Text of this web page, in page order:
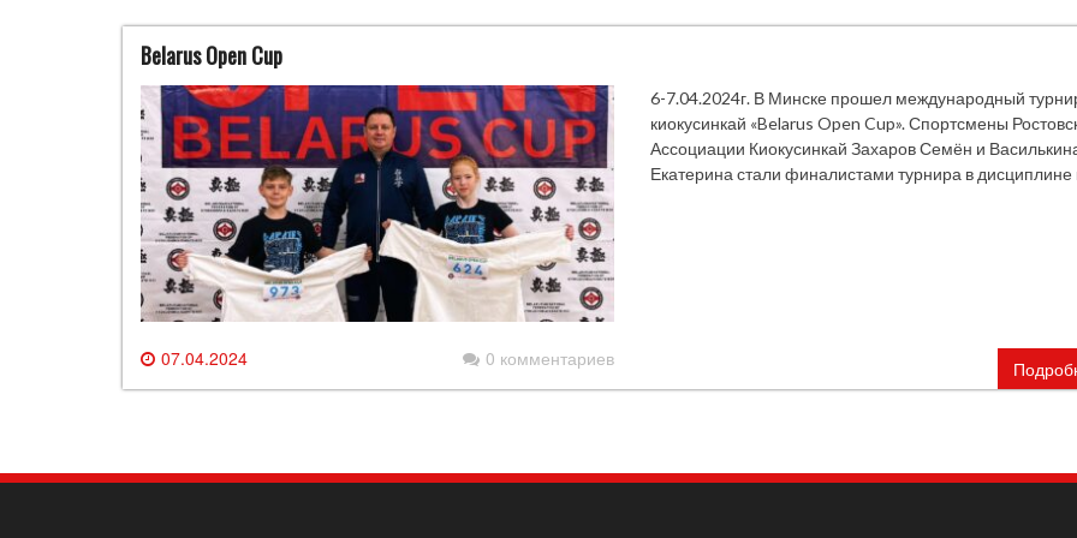
Belarus Open Cup
07.04.2024 0 комментариев
6-7.04.2024г. В Минске прошел международный
киокусинкай «Belarus Open Cup». Спортсмены
Ассоциации Киокусинкай Захаров Семён и
Екатерина стали финалистами турнира в дисциплине